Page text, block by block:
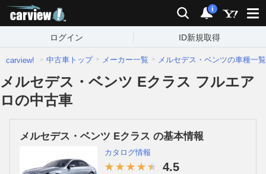
検索 通知
i
ログイン ID新規取得
carview! 中古車トップ メーカー一覧 メルセデス・ベンツの車種一覧
メルセデス・ベンツ Eクラス フルエア
ロの中古車
メルセデス・ベンツ Eクラス の基本情報
カタログ情報
4.5